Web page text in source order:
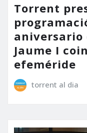
Torrent
aniversario
Jaume I
efeméride
torrent al dia